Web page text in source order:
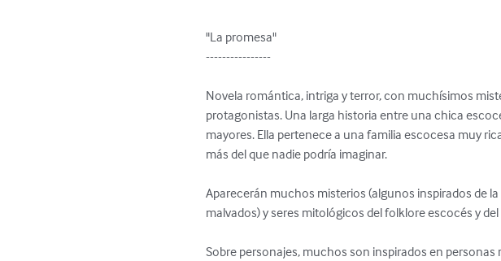
"La promesa"
----------------
Novela romántica, intriga y terror, con muchísimos
protagonistas. Una larga historia entre una chica
mayores. Ella pertenece a una familia escocesa muy
más del que nadie podría imaginar.
Aparecerán muchos misterios (algunos inspirados de
malvados) y seres mitológicos del folklore escocés y
Sobre personajes, muchos son inspirados en